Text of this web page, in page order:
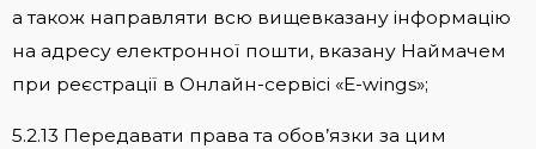
а також направляти всю вищевказану інформацію
на адресу електронної пошти, вказану Наймачем
при реєстрації в Онлайн-сервісі «E-wings»;
5.2.13 Передавати права та обов’язки за цим